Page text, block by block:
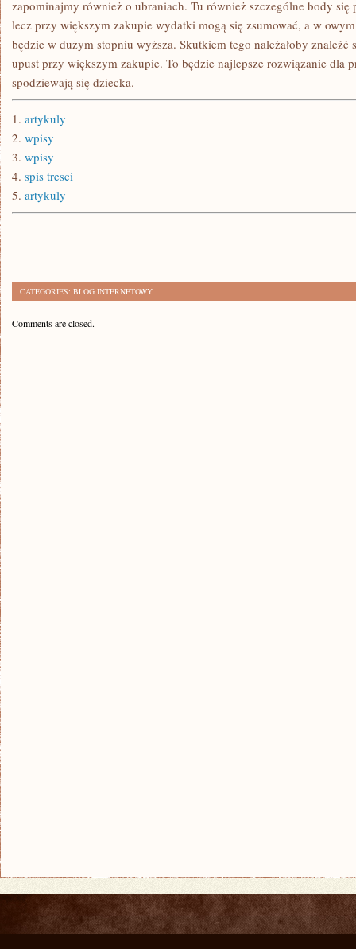
zapominajmy również o ubraniach. Tu również szczególne body się
lecz przy większym zakupie wydatki mogą się zsumować, a w
będzie w dużym stopniu wyższa. Skutkiem tego należałoby
upust przy większym zakupie. To będzie najlepsze rozwiązanie dla
spodziewają się dziecka.
1. artykuly
2. wpisy
3. wpisy
4. spis tresci
5. artykuly
CATEGORIES: BLOG INTERNETOWY
Comments are closed.